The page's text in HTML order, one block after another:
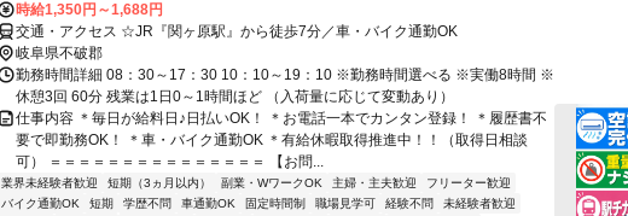
時給1,350円～1,688円
交通・アクセス ☆JR『関ヶ原駅』から徒歩7分／車・バイク通勤OK
岐阜県不破郡
勤務時間詳細 08：30～17：30 10：10～19：10 ※勤務時間選べる ※実働8時間 ※
休憩3回 60分 残業は1日0～1時間ほど （入荷量に応じて変動あり）
仕事内容 ＊毎日が給料日♪日払いOK！ ＊お電話一本でカンタン登録！ ＊履歴書不
要で即勤務OK！ ＊車・バイク通勤OK ＊有給休暇取得推進中！！（取得日相談
可） ＝＝＝＝＝＝＝＝＝＝＝＝＝＝＝ 【お問...
業界未経験者歓迎 短期（3ヵ月以内） 副業・WワークOK 主婦・主夫歓迎
フリーター歓迎
バイク通勤OK
短期 学歴不問 車通勤OK 固定時間制 職場見学可 経験不問
未経験者歓迎